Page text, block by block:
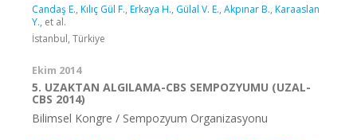
Candaş E., Kılıç Gül F., Erkaya H., Gülal V. E., Akpınar B., Karaaslan
Y., et al.
İstanbul, Türkiye
Ekim 2014
5. UZAKTAN ALGILAMA-CBS SEMPOZYUMU (UZAL-
CBS 2014)
Bilimsel Kongre / Sempozyum Organizasyonu